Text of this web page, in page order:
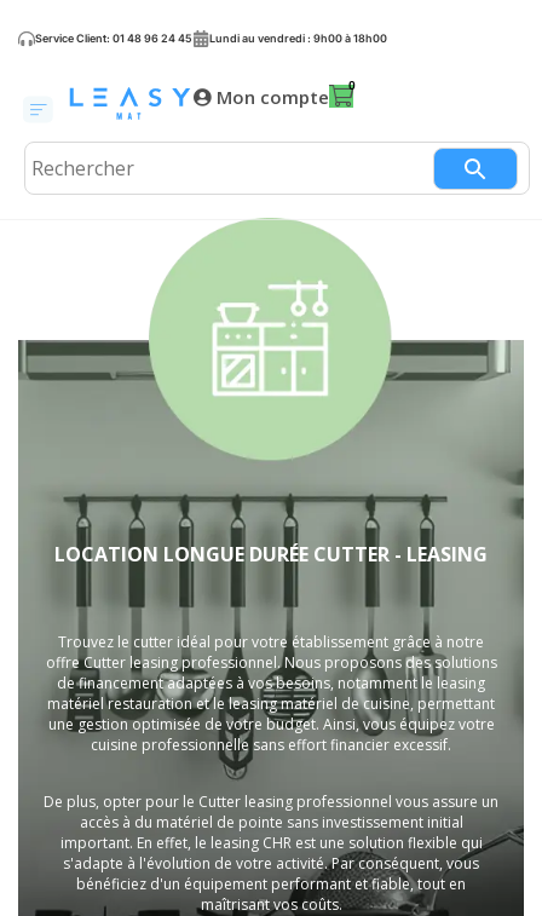
Service Client: 01 48 96 24 45 Lundi au vendredi : 9h00 à 18h00
Mon compte
LOCATION LONGUE DURÉE CUTTER - LEASING
Trouvez le cutter idéal pour votre établissement grâce à notre
offre Cutter leasing professionnel. Nous proposons des solutions
de financement adaptées à vos besoins, notamment le leasing
matériel restauration et le leasing matériel de cuisine, permettant
une gestion optimisée de votre budget. Ainsi, vous équipez votre
cuisine professionnelle sans effort financier excessif.
De plus, opter pour le Cutter leasing professionnel vous assure un
accès à du matériel de pointe sans investissement initial
important. En effet, le leasing CHR est une solution flexible qui
s'adapte à l'évolution de votre activité. Par conséquent, vous
bénéficiez d'un équipement performant et fiable, tout en
maîtrisant vos coûts.